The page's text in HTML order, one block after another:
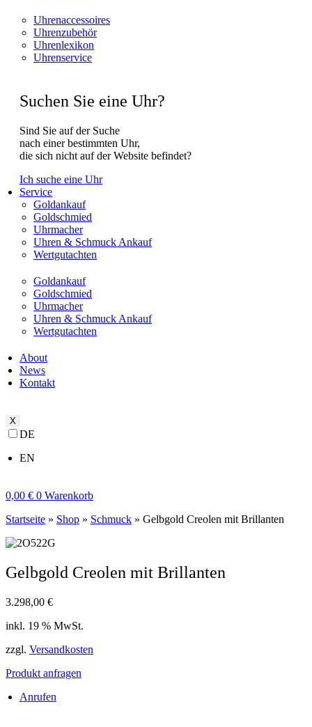
Uhrenaccessoires
Uhrenzubehör
Uhrenlexikon
Uhrenservice
Suchen Sie eine Uhr?
Sind Sie auf der Suche
nach einer bestimmten Uhr,
die sich nicht auf der Website befindet?
Ich suche eine Uhr
Service
Goldankauf
Goldschmied
Uhrmacher
Uhren & Schmuck Ankauf
Wertgutachten
Goldankauf
Goldschmied
Uhrmacher
Uhren & Schmuck Ankauf
Wertgutachten
About
News
Kontakt
X
DE
EN
0,00 € 0 Warenkorb
Startseite » Shop » Schmuck » Gelbgold Creolen mit Brillanten
Gelbgold Creolen mit Brillanten
3.298,00 €
inkl. 19 % MwSt.
zzgl. Versandkosten
Produkt anfragen
Anrufen